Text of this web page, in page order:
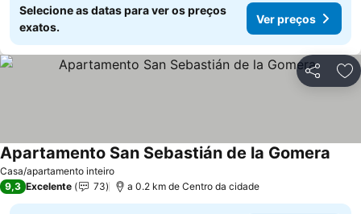
Selecione as datas para ver os preços
exatos.
Ver preços
Partilhar
Casa/apartamento inteiro
Apartamento San Sebastián de la Gomera
9,3 Excelente 73 a 0.2 km de Centro da cidade